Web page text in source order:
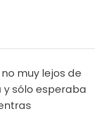
muy lejos de
sólo esperaba